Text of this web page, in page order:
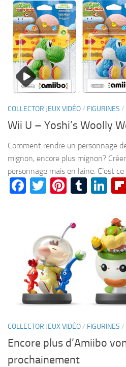
COLLECTOR JEUX VIDÉO/ FIGURINES /
Wii U – Yoshi’s Woolly
Comment rendre un personnage
mignon, encore plus mignon?
personnage mais en laine. C’est ce
Facebook
Twitter
COLLECTOR JEUX VIDÉO/ FIGURINES /
Encore plus d’Amiibo
prochainement